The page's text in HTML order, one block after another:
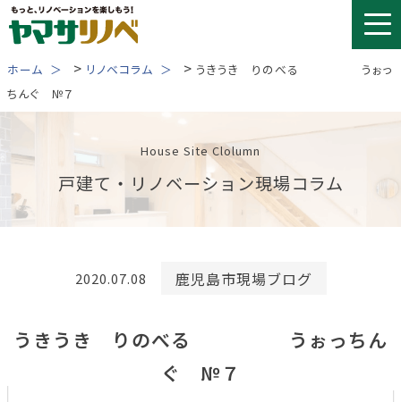
Skip
to
ホーム > リノベコラム > うきうき りのべる うぉっ
ちんぐ №７
House Site Clolumn
戸建て・リノベーション現場コラム
2020.07.08 鹿児島市現場ブログ
うきうき りのべる うぉっちん
ぐ №７